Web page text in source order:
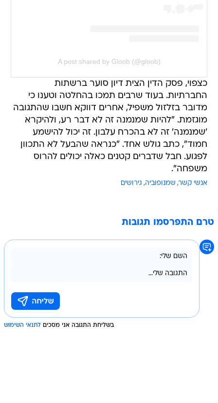
A post shared by Gloob (@gloob)
כצפוי, פסק הדין הצית דיון סוער ברשתות
החברתיות. בעוד שרבים תמכו בהחלטה וטענו כי
מדובר בזלזול משפיל, אחרים דווקא חשבו שהתגובה
מוגזמת. "להיות שמנמנה זה לא דבר רע, ולהיקרא
'שמנמנה' זה לא בהכרח עלבון. זה יכול להישמע
חמוד", כתב גולש אחד. "כנראה שהבעל לא התכוון
לפגוע. חבל שדברים קטנים כאלה יכולים להרוס
משפחה".
אנשי קשר שמנופוביה גירושים
טרם התפרסמו תגובות
בשליחת התגובה אני מסכים לתנאי השימוש